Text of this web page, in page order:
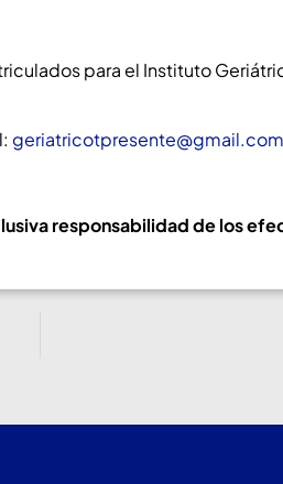
para el Instituto
geriatricotpresente@gmail.com
responsabilidad de los